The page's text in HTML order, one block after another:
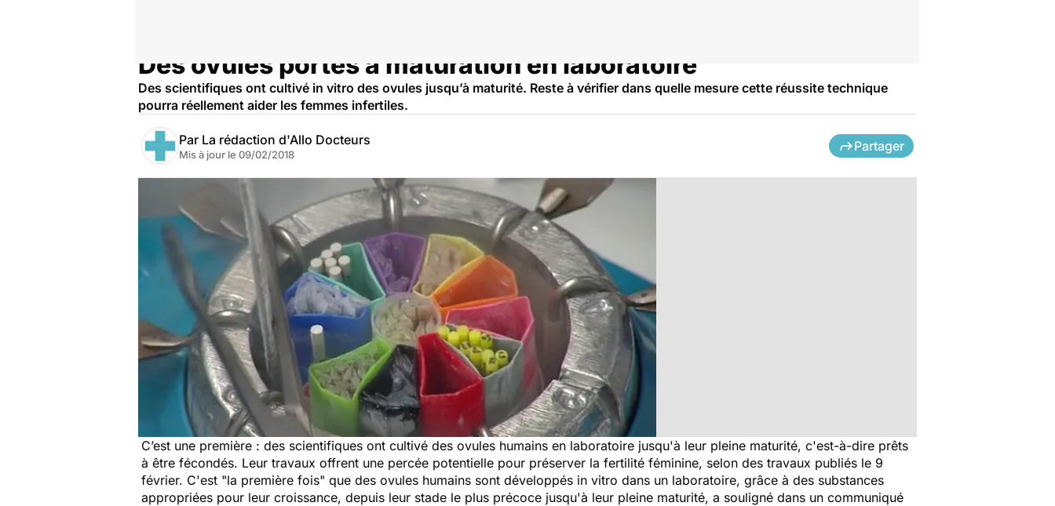
Des ovules portés à maturation en laboratoire
Des scientifiques ont cultivé in vitro des ovules jusqu’à maturité. Reste à vérifier dans quelle mesure cette réussite technique
pourra réellement aider les femmes infertiles.
Par La rédaction d'Allo Docteurs
Mis à jour le 09/02/2018
Partager
C’est une première : des scientifiques ont cultivé des ovules humains en laboratoire jusqu'à leur pleine maturité, c'est-à-dire prêts
à être fécondés. Leur travaux offrent une percée potentielle pour préserver la fertilité féminine, selon des travaux publiés le 9
février. C'est "la première fois" que des ovules humains sont développés in vitro dans un laboratoire, grâce à des substances
appropriées pour leur croissance, depuis leur stade le plus précoce jusqu'à leur pleine maturité, a souligné dans un communiqué